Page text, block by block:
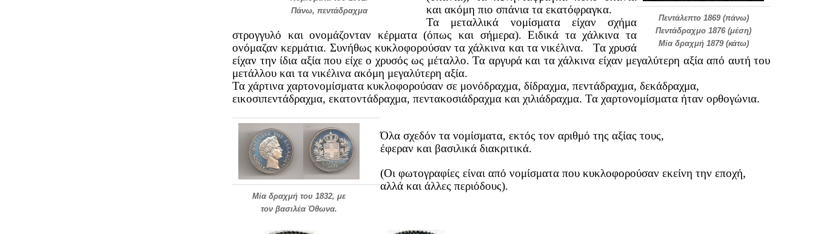
Πεντάλεπτο 1869 (πάνω)
Πεντάδραχμο 1876 (μέση)
Μία δραχμή 1879 (κάτω)
Πάνω, πεντάδραχμα
και ακόμη πιο σπάνια τα εκατόφραγκα.
Τα μεταλλικά νομίσματα είχαν σχήμα
στρογγυλό και ονομάζονταν κέρματα (όπως και σήμερα). Ειδικά τα χάλκινα τα
ονόμαζαν κερμάτια. Συνήθως κυκλοφορούσαν τα χάλκινα και τα νικέλινα. Τα χρυσά
είχαν την ίδια αξία που είχε ο χρυσός ως μέταλλο. Τα αργυρά και τα χάλκινα είχαν μεγαλύτερη αξία από αυτή του
μετάλλου και τα νικέλινα ακόμη μεγαλύτερη αξία.
Τα χάρτινα χαρτονομίσματα κυκλοφορούσαν σε μονόδραχμα, δίδραχμα, πεντάδραχμα, δεκάδραχμα,
εικοσιπεντάδραχμα, εκατοντάδραχμα, πεντακοσιάδραχμα και χιλιάδραχμα. Τα χαρτονομίσματα ήταν ορθογώνια.
Μία δραχμή του 1832, με
τον βασιλέα Όθωνα.
Όλα σχεδόν τα νομίσματα, εκτός τον αριθμό της αξίας τους,
έφεραν και βασιλικά διακριτικά.
(Oι φωτογραφίες είναι από νομίσματα που κυκλοφορούσαν εκείνη την εποχή,
αλλά και άλλες περιόδους).